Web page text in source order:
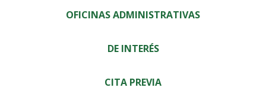
OFICINAS ADMINISTRATIVAS
DE INTERÉS
CITA PREVIA